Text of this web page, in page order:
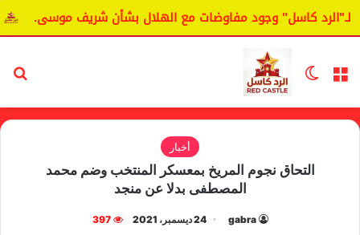
كاسل" وجود مفاوضات مع الهلال بشأن شريف موسى.
القائمة الوضع المظلم
أخبار
التحاق نجوم المريخ بمعسكر المنتخب وضم محمد
المصطفى بدلا عن منجد
gabra 24 ديسمبر، 2021 397